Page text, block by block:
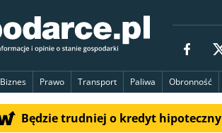
Biznes Prawo Transport Paliwa Obronność
Będzie trudniej o kredyt hipoteczny